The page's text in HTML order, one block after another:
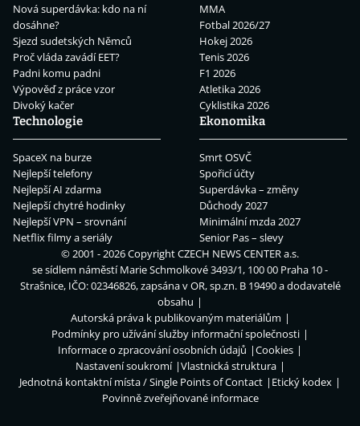
Nová superdávka: kdo na ní
dosáhne?
Sjezd sudetských Němců
Proč vláda zavádí EET?
Padni komu padni
Výpověď z práce vzor
Divoký kačer
MMA
Fotbal 2026/27
Hokej 2026
Tenis 2026
F1 2026
Atletika 2026
Cyklistika 2026
Technologie
SpaceX na burze
Nejlepší telefony
Nejlepší AI zdarma
Nejlepší chytré hodinky
Nejlepší VPN – srovnání
Netflix filmy a seriály
Ekonomika
Smrt OSVČ
Spořicí účty
Superdávka – změny
Důchody 2027
Minimální mzda 2027
Senior Pas – slevy
© 2001 - 2026 CopyrightCZECH NEWS CENTER a.s.
se sídlem náměstí Marie Schmolkové 3493/1, 100 00 Praha 10 -
Strašnice, IČO: 02346826, zapsána v OR, sp.zn. B 19490 a dodavatelé
obsahu
Autorská práva k publikovaným materiálům
Podmínky pro užívání služby informační společnosti
Informace o zpracování osobních údajů
Cookies
Nastavení soukromí
Vlastnická struktura
Jednotná kontaktní místa / Single Points of Contact
Etický kodex
Povinně zveřejňované informace